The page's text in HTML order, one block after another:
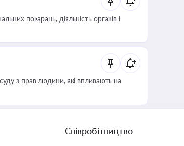
покарань, діяльність органів і
з прав людини, які впливають на
Співробітництво